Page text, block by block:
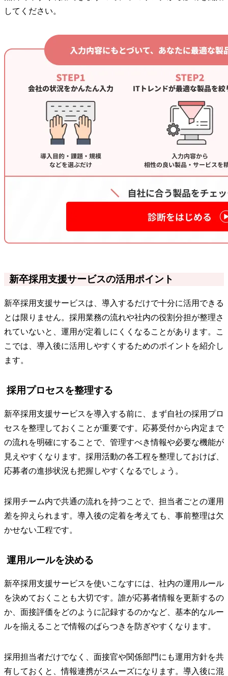
してください。
新卒採用支援サービスの活用ポイント
新卒採用支援サービスは、導入するだけで十分に活用できる
とは限りません。採用業務の流れや社内の役割分担が整理さ
れていないと、運用が定着しにくくなることがあります。こ
こでは、導入後に活用しやすくするためのポイントを紹介し
ます。
採用プロセスを整理する
新卒採用支援サービスを導入する前に、まず自社の採用プロ
セスを整理しておくことが重要です。応募受付から内定まで
の流れを明確にすることで、管理すべき情報や必要な機能が
見えやすくなります。採用活動の各工程を整理しておけば、
応募者の進捗状況も把握しやすくなるでしょう。
採用チーム内で共通の流れを持つことで、担当者ごとの運用
差を抑えられます。導入後の定着を考えても、事前整理は欠
かせない工程です。
運用ルールを決める
新卒採用支援サービスを使いこなすには、社内の運用ルール
を決めておくことも大切です。誰が応募者情報を更新するの
か、面接評価をどのように記録するのかなど、基本的なルー
ルを揃えることで情報のばらつきを防ぎやすくなります。
採用担当者だけでなく、面接官や関係部門にも運用方針を共
有しておくと、情報連携がスムーズになります。導入後に混